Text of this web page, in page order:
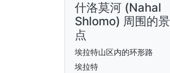
什洛莫河 (Nahal
Shlomo) 周围的景
点
埃拉特山区内的环形路
埃拉特